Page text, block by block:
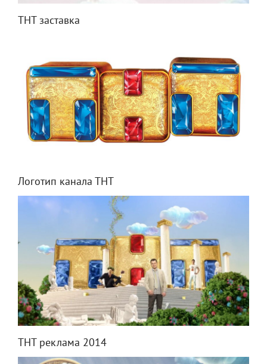
ТНТ заставка
Логотип канала ТНТ
ТНТ реклама 2014